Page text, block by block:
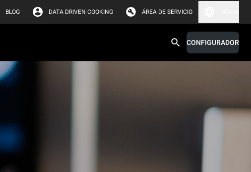
BLOG DATA DRIVEN COOKING ÁREA DE SERVICIO
CONFIGURADOR